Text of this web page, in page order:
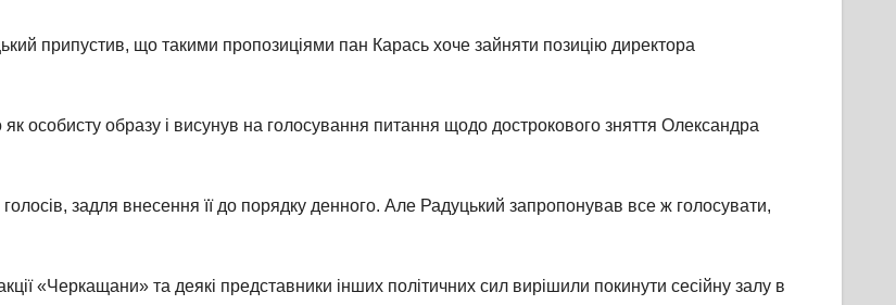
припустив, що такими пропозиціями пан Карась хоче зайняти позицію директора
особисту образу і висунув на голосування питання щодо дострокового зняття Олександра
задля внесення її до порядку денного. Але Радуцький запропонував все ж голосувати,
«Черкащани» та деякі представники інших політичних сил вирішили покинути сесійну залу в